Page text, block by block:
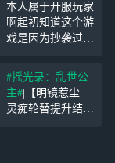
本人属于开服玩家
啊起初知道这个游
戏是因为抄袭过我
戏开服的时候也是
玩了一段时间|D花
之离，我之后感觉
这游戏给我的感觉
#摇光录：乱世公
主# |【明镜惹尘 |
灵痴轮替提升结交